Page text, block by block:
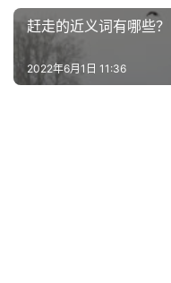
赶走的近义词有哪些？
2022年6月1日 11:36